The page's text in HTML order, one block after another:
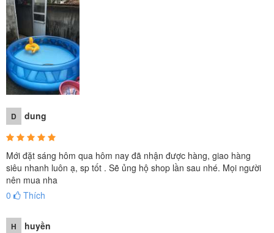
D dung
Mới đặt sáng hôm qua hôm nay đã nhận được hàng, giao hàng
siêu nhanh luôn ạ, sp tốt . Sẽ ủng hộ shop lần sau nhé. Mọi người
nên mua nha
0
Thích
H huyền